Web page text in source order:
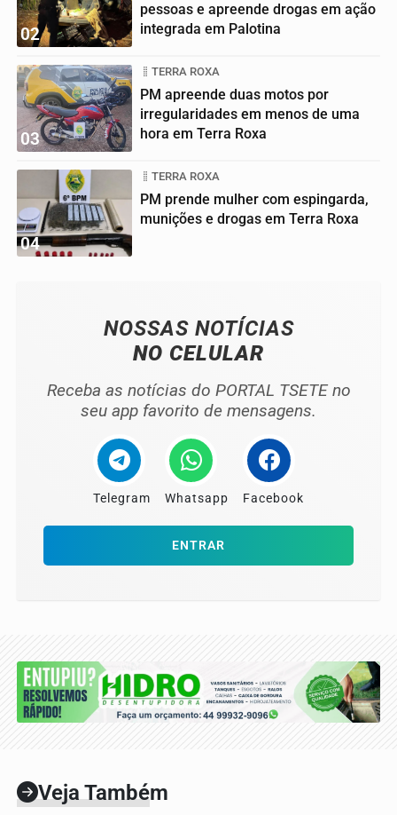
02
pessoas e apreende drogas em ação
integrada em Palotina
03
TERRA ROXA
PM apreende duas motos por
irregularidades em menos de uma
hora em Terra Roxa
04
TERRA ROXA
PM prende mulher com espingarda,
munições e drogas em Terra Roxa
NOSSAS NOTÍCIAS
NO CELULAR
Receba as notícias do PORTAL TSETE no
seu app favorito de mensagens.
Telegram Whatsapp Facebook
ENTRAR
Veja Também